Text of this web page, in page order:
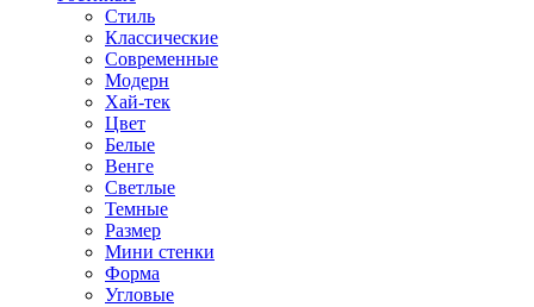
Стиль
Классические
Современные
Модерн
Хай-тек
Цвет
Белые
Венге
Светлые
Темные
Размер
Мини стенки
Форма
Угловые